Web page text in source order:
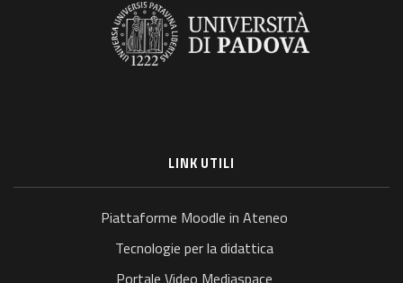
LINK UTILI
Piattaforme Moodle in Ateneo
Tecnologie per la didattica
Portale Video Mediaspace